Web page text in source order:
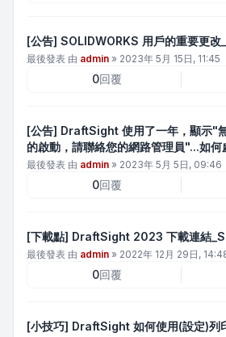
[公告] SOLIDWORKS 用戶的重要更
最後發表 由 admin » 2023年 5月 15日, 11:45
0回覆
[公告] DraftSight 使用了一年，顯示"
的啟動，請聯絡您的網路管理員"...如何
最後發表 由 admin » 2023年 5月 5日, 09:46
0回覆
[下載點] DraftSight 2023 下載連結
最後發表 由 admin » 2022年 12月 29日,
0回覆
[小技巧] DraftSight 如何使用(設定)列